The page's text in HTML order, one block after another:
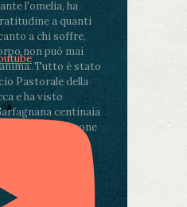
l'omelia, ha
a quanti
a chi soffre,
non può mai
.Tutto è stato
Pastorale della
e ha visto
centinaia
e persone